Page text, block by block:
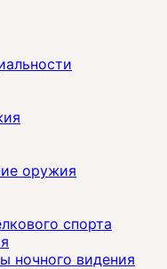
оружия
спорта
ночного видения